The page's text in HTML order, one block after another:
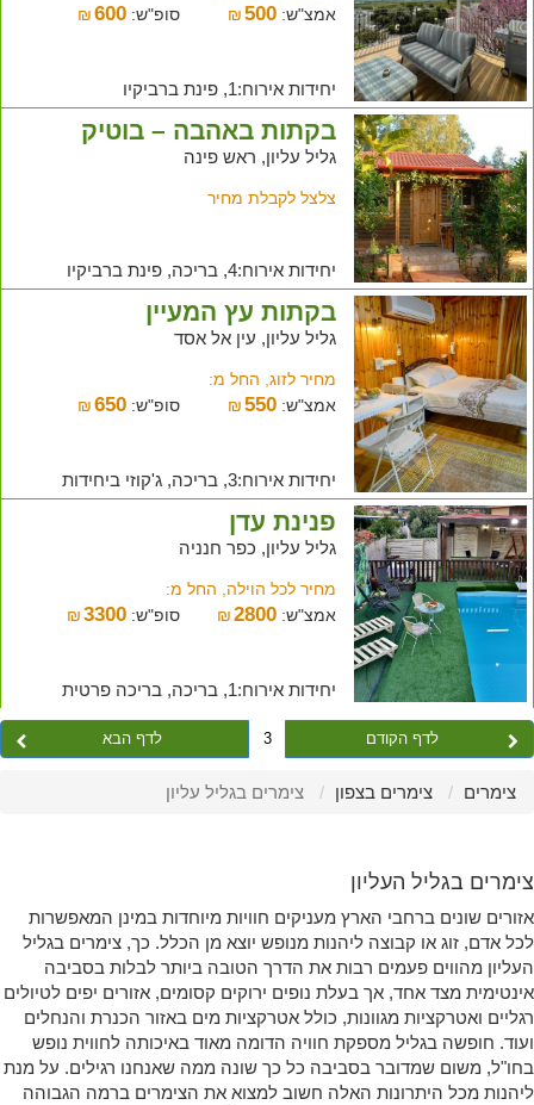
אמצ"ש:
₪500 סופ"ש: ₪ 600
יחידות אירוח:1, פינת ברביקיו
בקתות באהבה – בוטיק
גליל עליון, ראש פינה
צלצל לקבלת מחיר
יחידות אירוח:4, בריכה, פינת ברביקיו
בקתות עץ המעיין
גליל עליון, עין אל אסד
מחיר לזוג, החל מ:
אמצ"ש:
₪550 סופ"ש: ₪ 650
יחידות אירוח:3, בריכה, ג'קוזי ביחידות
פנינת עדן
גליל עליון, כפר חנניה
מחיר לכל הוילה, החל מ:
אמצ"ש:
₪2800 סופ"ש: ₪ 3300
יחידות אירוח:1, בריכה, בריכה פרטית
לדף הקודם 3 לדף הבא
צימרים צימרים בצפון צימרים בגליל עליון
צימרים בגליל העליון
אזורים שונים ברחבי הארץ מעניקים חוויות מיוחדות במינן המאפשרות
לכל אדם, זוג או קבוצה ליהנות מנופש יוצא מן הכלל. כך, צימרים בגליל
העליון מהווים פעמים רבות את הדרך הטובה ביותר לבלות בסביבה
אינטימית מצד אחד, אך בעלת נופים ירוקים קסומים, אזורים יפים לטיולים
רגליים ואטרקציות מגוונות, כולל אטרקציות מים באזור הכנרת והנחלים
ועוד. חופשה בגליל מספקת חוויה הדומה מאוד באיכותה לחווית נופש
בחו"ל, משום שמדובר בסביבה כל כך שונה ממה שאנחנו רגילים. על מנת
ליהנות מכל היתרונות האלה חשוב למצוא את הצימרים ברמה הגבוהה